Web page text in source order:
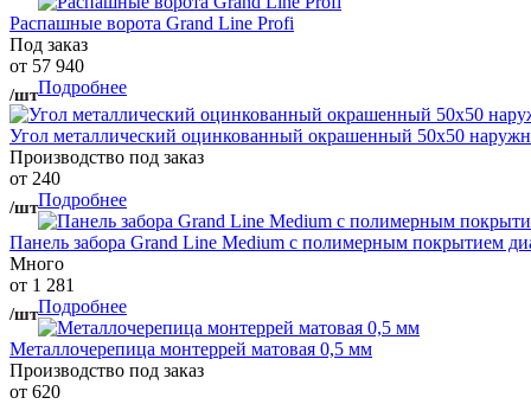
Распашные ворота Grand Line Profi
Под заказ
от 57 940
/штПодробнее
Угол металлический оцинкованный окрашенный 50х50
Производство под заказ
от 240
/штПодробнее
Панель забора Grand Line Medium с полимерным покрытием
Много
от 1 281
/штПодробнее
Металлочерепица монтеррей матовая 0,5 мм
Производство под заказ
от 620